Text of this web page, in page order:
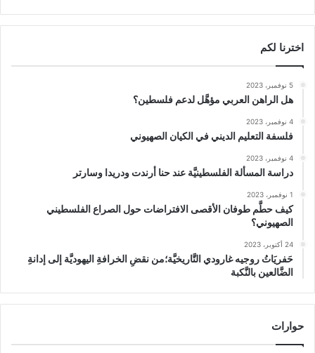
اخترنا لكم
5 نوفمبر، 2023
هل الراهن العربي مؤهَّل لدعم فلسطين؟
4 نوفمبر، 2023
فلسفة التعليم الديني في الكيان الصهيوني
4 نوفمبر، 2023
دراسة المسألة الفلسطينيَّة عند حنا أرندت ودريدا وسارتر
1 نوفمبر، 2023
كيف حطَّم طوفان الأقصى الافتراضات حول الصراع الفلسطيني
الصهيوني؟
24 أكتوبر، 2023
حَفريَاتُ روجيه غارودي التَّاريخيَّة؛من نقضِ الخرافةِ اليهوديَّة إلى إدانةِ
الضَّالعين بالنَّكبة
حوارات